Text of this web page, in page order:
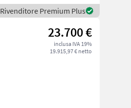
Rivenditore Premium Plus
23.700 €
inclusa IVA 19%
19.915,97 € netto